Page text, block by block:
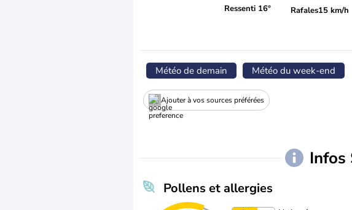
Ressenti 16° Rafales15 km/h
Météo de demain Météo du week-end
Ajouter à vos sources préférées
Infos
Pollens et allergies